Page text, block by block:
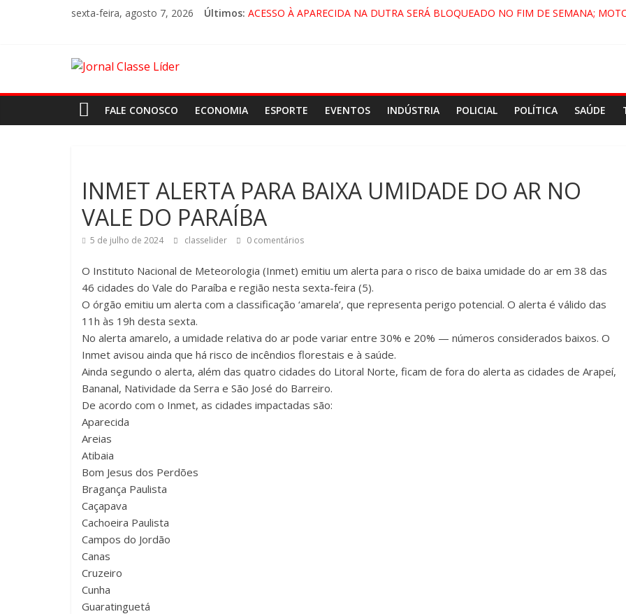
sexta-feira, agosto 7, 2026 Últimos: ACESSO À APARECIDA NA DUTRA SERÁ BLOQUEADO NO FIM DE SEMANA;
FALE CONOSCO ECONOMIA ESPORTE EVENTOS INDÚSTRIA POLICIAL POLÍTICA SAÚDE
INMET ALERTA PARA BAIXA UMIDADE DO AR NO
VALE DO PARAÍBA
5 de julho de 2024 classelider 0 comentários
O Instituto Nacional de Meteorologia (Inmet) emitiu um alerta para o risco de baixa umidade do ar em 38 das
46 cidades do Vale do Paraíba e região nesta sexta-feira (5).
O órgão emitiu um alerta com a classificação ‘amarela’, que representa perigo potencial. O alerta é válido das
11h às 19h desta sexta.
No alerta amarelo, a umidade relativa do ar pode variar entre 30% e 20% — números considerados baixos. O
Inmet avisou ainda que há risco de incêndios florestais e à saúde.
Ainda segundo o alerta, além das quatro cidades do Litoral Norte, ficam de fora do alerta as cidades de Arapeí,
Bananal, Natividade da Serra e São José do Barreiro.
De acordo com o Inmet, as cidades impactadas são:
Aparecida
Areias
Atibaia
Bom Jesus dos Perdões
Bragança Paulista
Caçapava
Cachoeira Paulista
Campos do Jordão
Canas
Cruzeiro
Cunha
Guaratinguetá